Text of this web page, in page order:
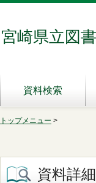
宮崎県立図
資料検索
トップメニュー >
資料詳細